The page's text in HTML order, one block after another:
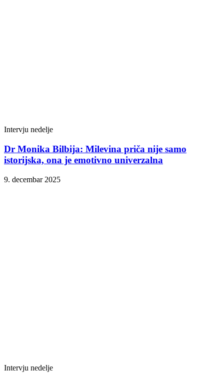
Intervju nedelje
Dr Monika Bilbija: Milevina priča nije samo
istorijska, ona je emotivno univerzalna
9. decembar 2025
Intervju nedelje